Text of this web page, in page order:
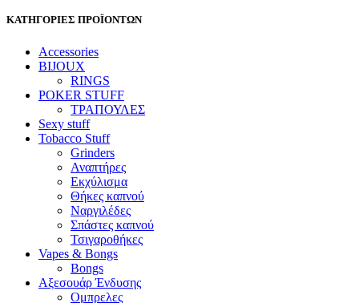
ΚΑΤΗΓΟΡΙΕΣ ΠΡΟΪΟΝΤΩΝ
Accessories
BIJOUX
RINGS
POKER STUFF
ΤΡΑΠΟΥΛΕΣ
Sexy stuff
Tobacco Stuff
Grinders
Αναπτήρες
Εκχύλισμα
Θήκες καπνού
Ναργιλέδες
Σπάστες καπνού
Τσιγαροθήκες
Vapes & Bongs
Bongs
Αξεσουάρ Ένδυσης
Oμπρελες